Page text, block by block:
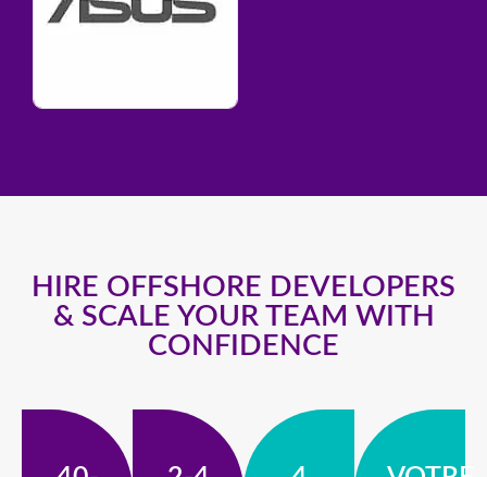
HIRE OFFSHORE DEVELOPERS
& SCALE YOUR TEAM WITH
CONFIDENCE